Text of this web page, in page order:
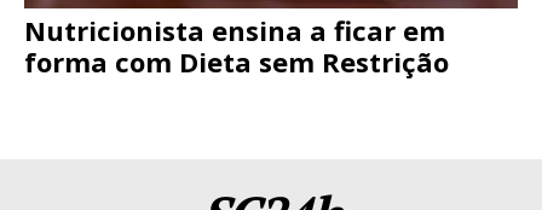
Nutricionista ensina a ficar em
forma com Dieta sem Restrição